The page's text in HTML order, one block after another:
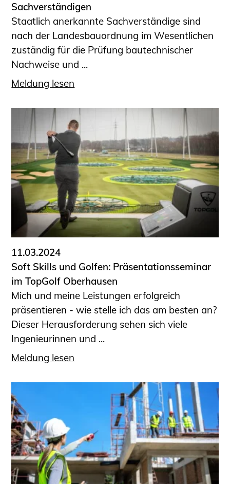
Sachverständigen
Staatlich anerkannte Sachverständige sind
nach der Landesbauordnung im Wesentlichen
zuständig für die Prüfung bautechnischer
Nachweise und ...
Meldung lesen
11.03.2024
Soft Skills und Golfen: Präsentationsseminar
im TopGolf Oberhausen
Mich und meine Leistungen erfolgreich
präsentieren - wie stelle ich das am besten an?
Dieser Herausforderung sehen sich viele
Ingenieurinnen und ...
Meldung lesen